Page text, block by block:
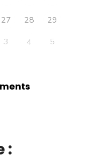
27 28
29
3 4 5
: